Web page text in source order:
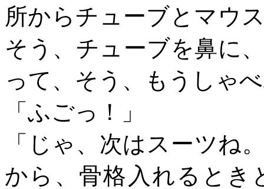
所からチューブとマウ
そう、チューブを鼻に
って、そう、もうしゃ
「ふごっ！」
「じゃ、次はスーツね
から、骨格入れるとき